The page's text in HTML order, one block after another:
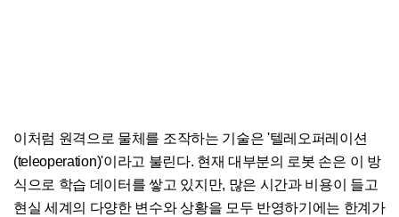
이처럼 원격으로 물체를 조작하는 기술은 '텔레오퍼레이션
(teleoperation)'이라고 불린다. 현재 대부분의 로봇 손은 이 방
식으로 학습 데이터를 쌓고 있지만, 많은 시간과 비용이 들고
현실 세계의 다양한 변수와 상황을 모두 반영하기에는 한계가